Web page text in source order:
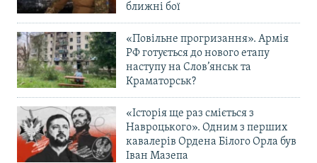
ближні бої
«Повільне прогризання». Армія
РФ готується до нового етапу
наступу на Слов’янськ та
Краматорськ?
«Історія ще раз сміється з
Навроцького». Одним з перших
кавалерів Ордена Білого Орла був
Іван Мазепа